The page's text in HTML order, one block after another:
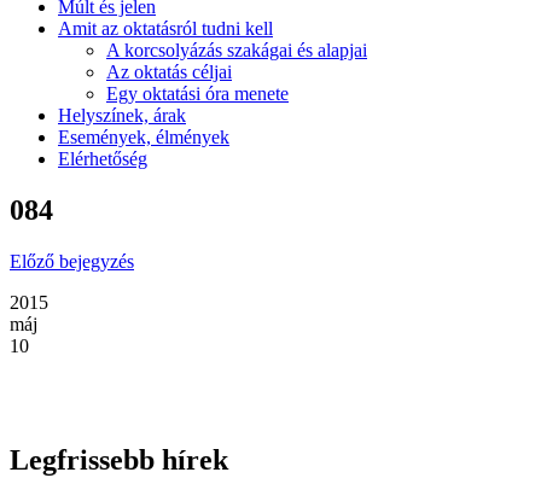
Múlt és jelen
Amit az oktatásról tudni kell
A korcsolyázás szakágai és alapjai
Az oktatás céljai
Egy oktatási óra menete
Helyszínek, árak
Események, élmények
Elérhetőség
084
Előző bejegyzés
2015
máj
10
Legfrissebb hírek